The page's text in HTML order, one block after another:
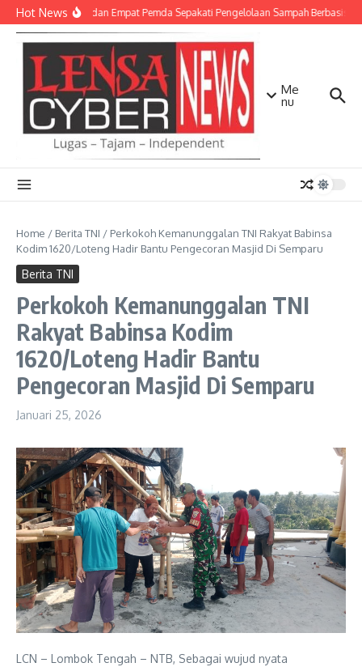
Lewati ke konten
Hot NewsTNI AD dan Empat Pemda Sepakati Pengelolaan Sampah Berbasis
Me
nu
Home / Berita TNI / Perkokoh Kemanunggalan TNI Rakyat Babinsa
Kodim 1620/Loteng Hadir Bantu Pengecoran Masjid Di Semparu
Berita TNI
Perkokoh Kemanunggalan TNI
Rakyat Babinsa Kodim
1620/Loteng Hadir Bantu
Pengecoran Masjid Di Semparu
Januari 25, 2026
LCN – Lombok Tengah – NTB, Sebagai wujud nyata